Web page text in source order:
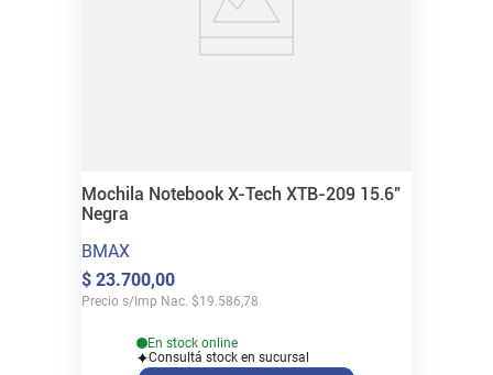
Mochila Notebook X-Tech XTB-209 15.6"
Negra
BMAX
$ 23.700,00
Precio s/Imp Nac. $19.586,78
En stock online
Consultá stock en sucursal